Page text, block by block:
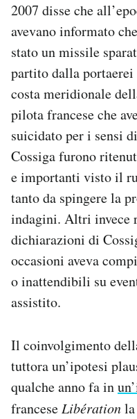
2007 disse che
avevano informato
stato un missile
partito dalla
costa meridionale
pilota francese che
suicidato per i sensi
Cossiga furono
e importanti visto il
tanto da spingere la
indagini. Altri invece
dichiarazioni di
occasioni aveva
o inattendibili su
assistito.
Il coinvolgimento
tuttora un’ipotesi
qualche anno fa in
francese Libération